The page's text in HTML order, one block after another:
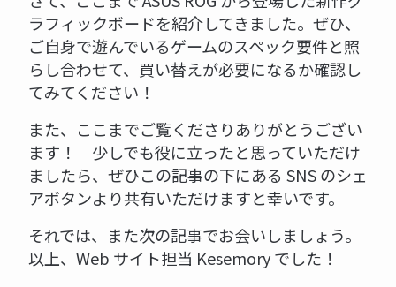
ラフィックボードを紹介してきました。ぜひ、
ご自身で遊んでいるゲームのスペック要件と照
らし合わせて、買い替えが必要になるか確認し
てみてください！
また、ここまでご覧くださりありがとうござい
ます！ 少しでも役に立ったと思っていただけ
ましたら、ぜひこの記事の下にある SNS のシェ
アボタンより共有いただけますと幸いです。
それでは、また次の記事でお会いしましょう。
以上、Web サイト担当 Kesemory でした！